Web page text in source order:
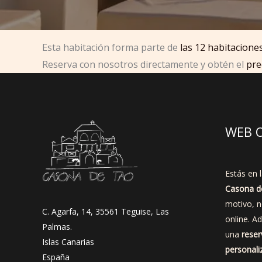
Esta habitación forma parte de las 12
Reserva con nosotros directamente y obtén el
C. Agarfa, 14, 35561 Teguise, Las
Palmas.
Islas Canarias
España
WEB
Estás en
Casona
motivo,
online.
una